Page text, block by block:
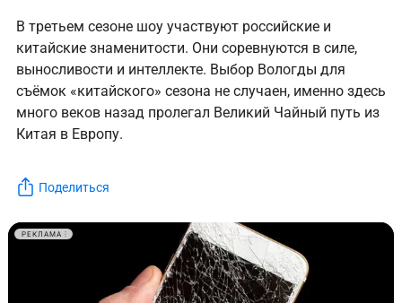
В третьем сезоне шоу участвуют российские и
китайские знаменитости. Они соревнуются в силе,
выносливости и интеллекте. Выбор Вологды для
съёмок «китайского» сезона не случаен, именно здесь
много веков назад пролегал Великий Чайный путь из
Китая в Европу.
Поделиться
РЕКЛАМА